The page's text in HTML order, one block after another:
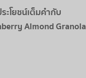
ะโยชน์เต็มคำกับ
Almond Granola